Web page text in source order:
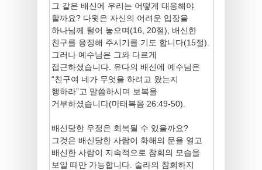
그 같은 배신에 우리는 어떻게 대응해야
할까요? 다윗은 자신의 어려운 입장을
하나님께 털어 놓으며(16, 20절), 배신한
친구를 응징해 주시기를 기도 합니다(15절).
그러나 예수님은 그와 다르게
접근하셨습니다. 유다의 배신에 예수님은
“친구여 네가 무엇을 하려고 왔는지
행하라”고 말씀하시며 보복을
거부하셨습니다(마태복음 26:49-50).
배신당한 우정은 회복될 수 있을까요?
그것은 배신당한 사람이 화해의 문을 열고
배신한 사람이 지속적으로 참회의 모습을
보일 때만 가능합니다. 술라의 참회하지